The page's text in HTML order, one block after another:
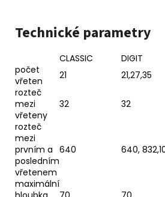
Technické parametry
CLASSIC DIGIT
počet
vřeten
21 21,27,35
rozteč
mezi
vřeteny
32 32
rozteč
mezi
prvním a
posledním
vřetenem
640 640,
maximální